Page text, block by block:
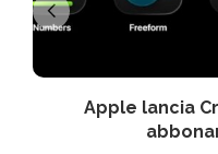
Apple lancia